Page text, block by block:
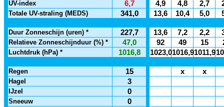
UV-index 6,7 4,9 4,8 2,7
Totale UV-straling (MEDS) 341,0 13,6 10,4 5,0
Duur Zonneschijn (uren) * 227,7 13,6 7,2 2,2
Relatieve Zonneschijnduur (%) * 47,0 92 49 15
Luchtdruk (hPa) * 1016,8 1023,01016,91011,9
Regen 15 x x
Hagel 3
IJzel 0
Sneeuw 0